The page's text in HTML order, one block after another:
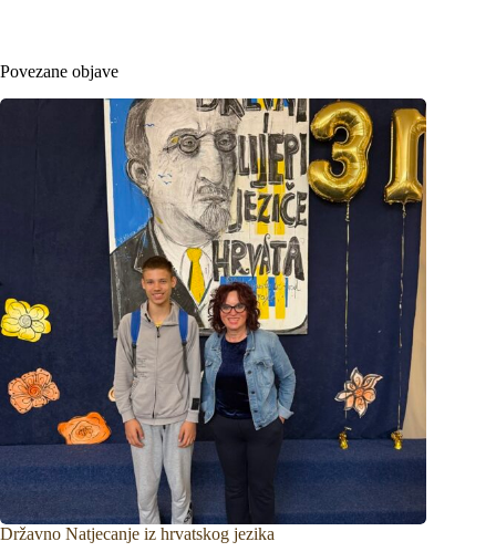
Povezane objave
Državno Natjecanje iz hrvatskog jezika